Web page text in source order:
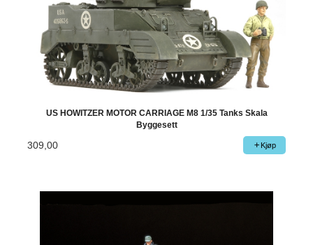
US HOWITZER MOTOR CARRIAGE M8 1/35 Tanks Skala
Byggesett
309,00 Kjøp